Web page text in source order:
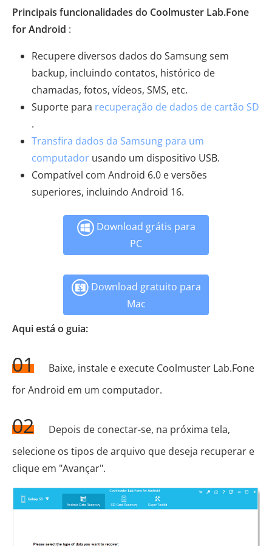
Principais funcionalidades do Coolmuster Lab.Fone
for Android :
Recupere diversos dados do Samsung sem
backup, incluindo contatos, histórico de
chamadas, fotos, vídeos, SMS, etc.
Suporte para recuperação de dados de cartão SD
.
Transfira dados da Samsung para um
computador usando um dispositivo USB.
Compatível com Android 6.0 e versões
superiores, incluindo Android 16.
Download grátis para
PC
Download gratuito para
Mac
Aqui está o guia:
01
Baixe, instale e execute Coolmuster Lab.Fone
for Android em um computador.
02
Depois de conectar-se, na próxima tela,
selecione os tipos de arquivo que deseja recuperar e
clique em "Avançar".